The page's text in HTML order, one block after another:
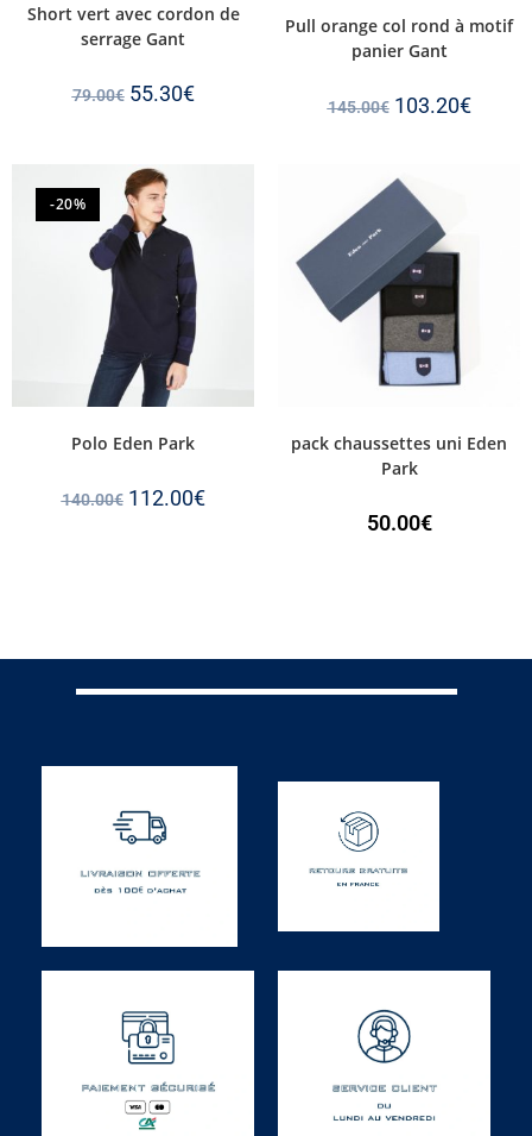
Short vert avec cordon de
serrage Gant
79.00€ 55.30€
Pull orange col rond à motif
panier Gant
145.00€ 103.20€
-20%
Polo Eden Park
140.00€ 112.00€
pack chaussettes uni Eden
Park
50.00€